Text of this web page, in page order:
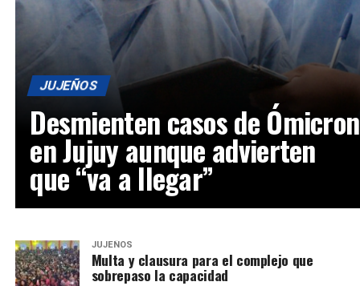
JUJEÑOS
Desmienten casos de Ómicron
en Jujuy aunque advierten
que “va a llegar”
JUJEÑOS
Multa y clausura para el complejo que
sobrepaso la capacidad